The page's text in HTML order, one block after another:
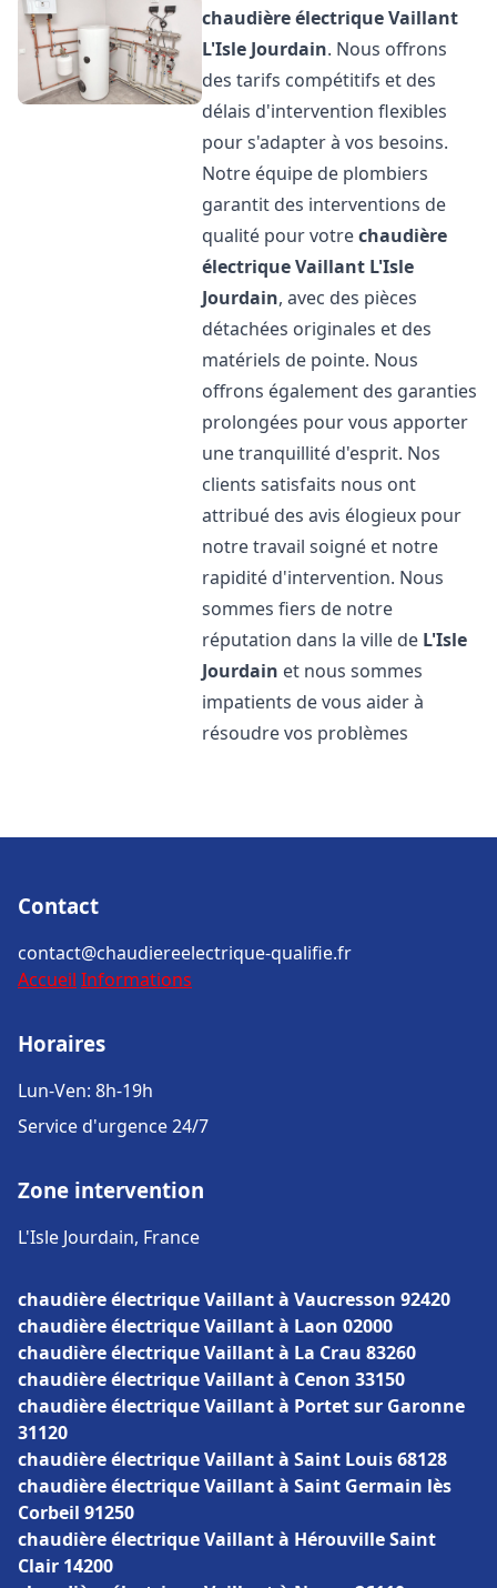
chaudière électrique Vaillant
L'Isle Jourdain. Nous offrons
des tarifs compétitifs et des
délais d'intervention flexibles
pour s'adapter à vos besoins.
Notre équipe de plombiers
garantit des interventions de
qualité pour votrechaudière
électrique Vaillant L'Isle
Jourdain, avec des pièces
détachées originales et des
matériels de pointe. Nous
offrons également des garanties
prolongées pour vous apporter
une tranquillité d'esprit. Nos
clients satisfaits nous ont
attribué des avis élogieux pour
notre travail soigné et notre
rapidité d'intervention. Nous
sommes fiers de notre
réputation dans la ville de L'Isle
Jourdain et nous sommes
impatients de vous aider à
résoudre vos problèmes
Contact
contact@chaudiereelectrique-qualifie.fr
Accueil Informations
Horaires
Lun-Ven: 8h-19h
Service d'urgence 24/7
Zone intervention
L'Isle Jourdain, France
chaudière électrique Vaillant à Vaucresson 92420
chaudière électrique Vaillant à Laon 02000
chaudière électrique Vaillant à La Crau 83260
chaudière électrique Vaillant à Cenon 33150
chaudière électrique Vaillant à Portet sur Garonne
31120
chaudière électrique Vaillant à Saint Louis 68128
chaudière électrique Vaillant à Saint Germain lès
Corbeil 91250
chaudière électrique Vaillant à Hérouville Saint
Clair 14200